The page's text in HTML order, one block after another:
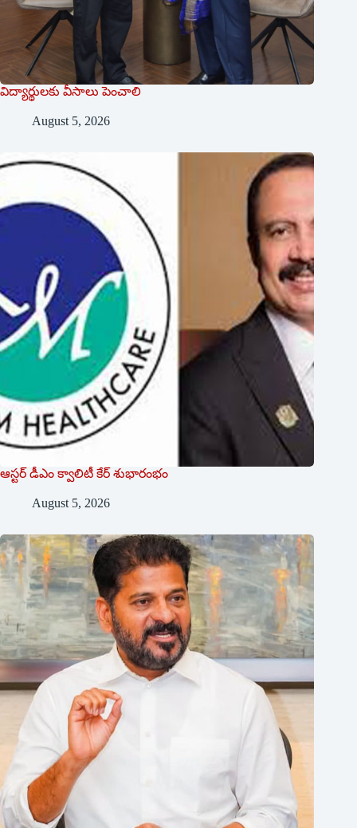
విద్యార్థులకు వీసాలు పెంచాలి
August 5, 2026
ఆస్టర్ డీఎం క్వాలిటీ కేర్ శుభారంభం
August 5, 2026